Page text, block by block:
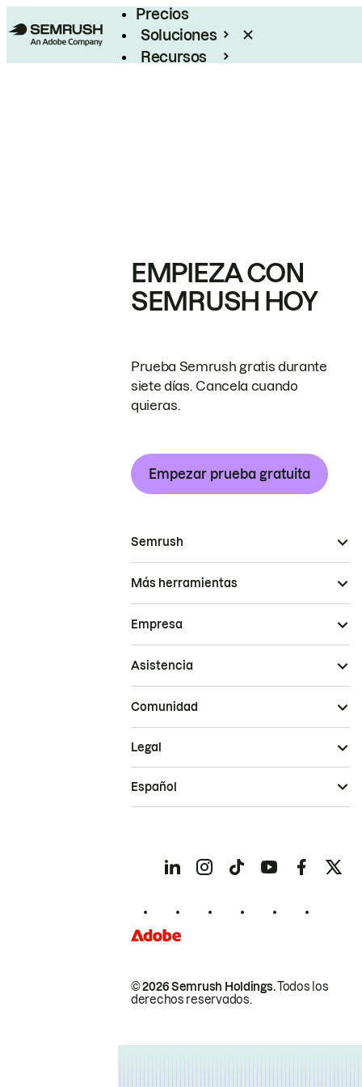
Precios
Soluciones
Recursos
EMPIEZA CON
SEMRUSH HOY
Prueba Semrush gratis durante
siete días. Cancela cuando
quieras.
Empezar prueba gratuita
Semrush
Más herramientas
Empresa
Asistencia
Comunidad
© 2026 Semrush Holdings.Todos los
derechos reservados.
Legal
Español